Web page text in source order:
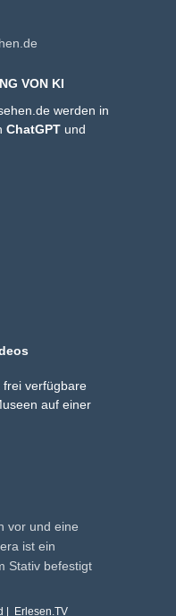
VON KI
werden in
ChatGPT und
frei verfügbare
auf einer
| Erlesen.TV